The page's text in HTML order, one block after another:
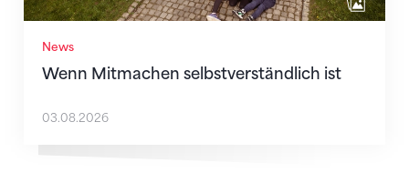
News
Wenn Mitmachen selbstverständlich ist
03.08.2026